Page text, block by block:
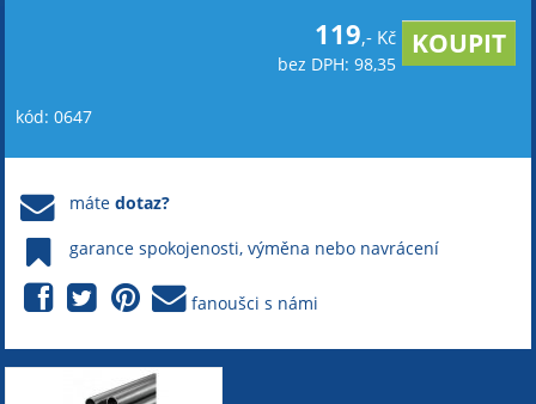
119,- Kč
bez DPH: 98,35
kód: 0647
mátedotaz?
garance spokojenosti, výměna nebo navrácení
fanoušci s námi